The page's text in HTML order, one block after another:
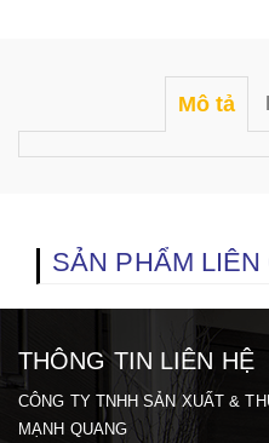
Mô tả
SẢN PHẨM LIÊN
THÔNG TIN LIÊN HỆ
CÔNG TY TNHH SẢN XUẤT &
MẠNH QUANG